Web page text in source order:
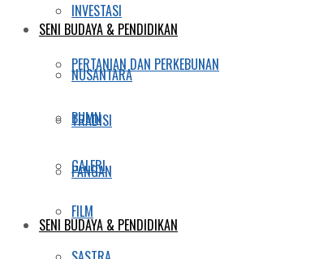
SENI BUDAYA & PENDIDIKAN
NUSANTARA
TRADISI
GALERI
FILM
INVESTASI
PERTANIAN DAN PERKEBUNAN
BUMN
PANGAN
SENI BUDAYA & PENDIDIKAN